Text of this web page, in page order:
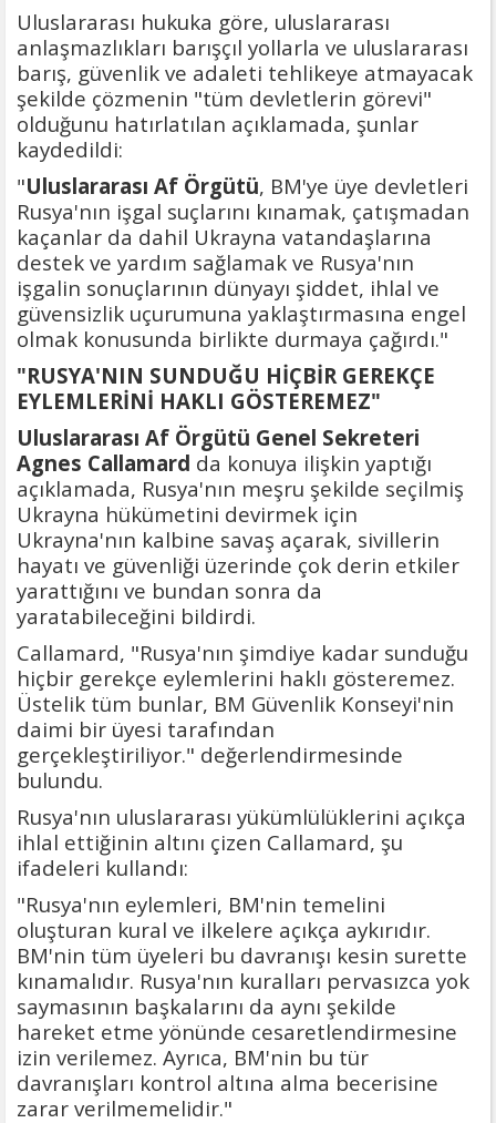
Uluslararası hukuka göre, uluslararası
anlaşmazlıkları barışçıl yollarla ve uluslararası
barış, güvenlik ve adaleti tehlikeye atmayacak
şekilde çözmenin "tüm devletlerin görevi"
olduğunu hatırlatılan açıklamada, şunlar
kaydedildi:
"Uluslararası Af Örgütü, BM'ye üye devletleri
Rusya'nın işgal suçlarını kınamak, çatışmadan
kaçanlar da dahil Ukrayna vatandaşlarına
destek ve yardım sağlamak ve Rusya'nın
işgalin sonuçlarının dünyayı şiddet, ihlal ve
güvensizlik uçurumuna yaklaştırmasına engel
olmak konusunda birlikte durmaya çağırdı."
"RUSYA'NIN SUNDUĞU HİÇBİR GEREKÇE
EYLEMLERİNİ HAKLI GÖSTEREMEZ"
Uluslararası Af Örgütü Genel Sekreteri
Agnes Callamard da konuya ilişkin yaptığı
açıklamada, Rusya'nın meşru şekilde seçilmiş
Ukrayna hükümetini devirmek için
Ukrayna'nın kalbine savaş açarak, sivillerin
hayatı ve güvenliği üzerinde çok derin etkiler
yarattığını ve bundan sonra da
yaratabileceğini bildirdi.
Callamard, "Rusya'nın şimdiye kadar sunduğu
hiçbir gerekçe eylemlerini haklı gösteremez.
Üstelik tüm bunlar, BM Güvenlik Konseyi'nin
daimi bir üyesi tarafından
gerçekleştiriliyor." değerlendirmesinde
bulundu.
Rusya'nın uluslararası yükümlülüklerini açıkça
ihlal ettiğinin altını çizen Callamard, şu
ifadeleri kullandı:
"Rusya'nın eylemleri, BM'nin temelini
oluşturan kural ve ilkelere açıkça aykırıdır.
BM'nin tüm üyeleri bu davranışı kesin surette
kınamalıdır. Rusya'nın kuralları pervasızca yok
saymasının başkalarını da aynı şekilde
hareket etme yönünde cesaretlendirmesine
izin verilemez. Ayrıca, BM'nin bu tür
davranışları kontrol altına alma becerisine
zarar verilmemelidir."